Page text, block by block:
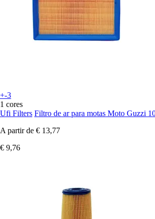
+-3
1 cores
Ufi Filters Filtro de ar para motas Moto Guzzi
A partir de € 13,77
€ 9,76